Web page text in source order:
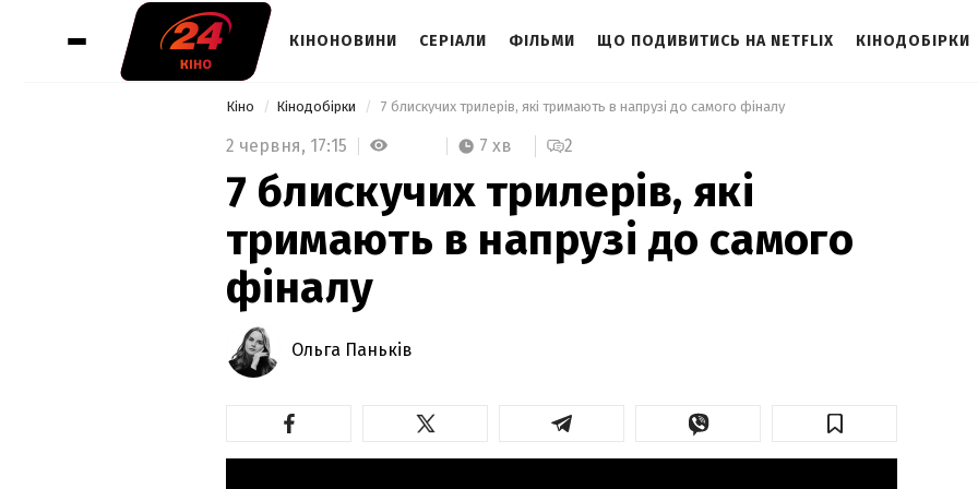
КІНОНОВИНИ СЕРІАЛИ ФІЛЬМИ ЩО ПОДИВИТИСЬ НА NETFLIX КІНОДОБІРКИ
Кіно Кінодобірки 7 блискучих трилерів, які тримають в напрузі до самого фіналу
2 червня, 17:15 7 хв 2
7 блискучих трилерів, які
тримають в напрузі до самого
фіналу
Ольга Паньків